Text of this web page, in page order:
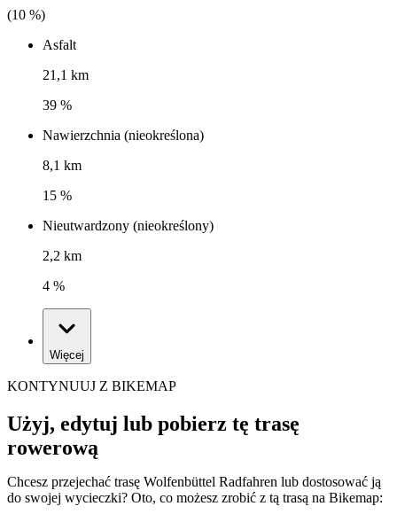
(10 %)
Asfalt
21,1 km
39 %
Nawierzchnia (nieokreślona)
8,1 km
15 %
Nieutwardzony (nieokreślony)
2,2 km
4 %
Więcej
KONTYNUUJ Z BIKEMAP
Użyj, edytuj lub pobierz tę trasę
rowerową
Chcesz przejechać trasę Wolfenbüttel Radfahren lub dostosować ją
do swojej wycieczki? Oto, co możesz zrobić z tą trasą na Bikemap: